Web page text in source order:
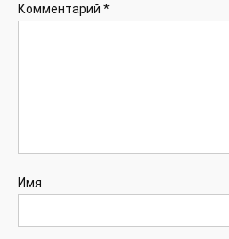
Комментарий *
Имя